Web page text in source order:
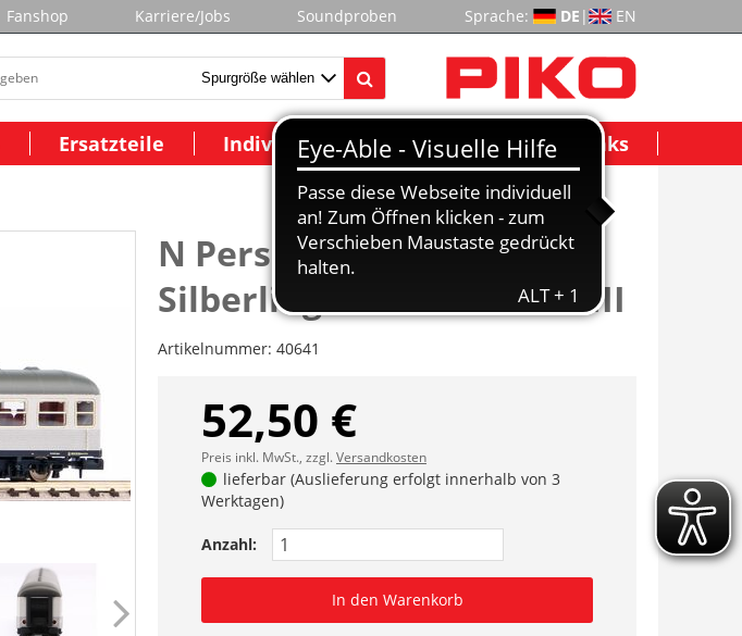
Fanshop Karriere/Jobs Soundproben Sprache: DE | EN
Ersatzteile Individuelle Modelle Wichtige Links
N Personenwagen
Silberling 1./2. Klasse DB III
Artikelnummer: 40641
52,50 €
Preis inkl. MwSt., zzgl.Versandkosten
lieferbar (Auslieferung erfolgt innerhalb von 3
Werktagen)
Anzahl:
In den Warenkorb